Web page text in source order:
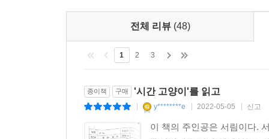
전체 리뷰 (48)
1 2 3
종이책 구매 '시간 고양이'를 읽고
y********e 2022-05-05 신고
이 책의 주인공은 서림이다.